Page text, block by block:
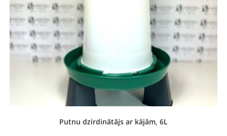
Putnu dzirdinātājs ar kājām, 6L